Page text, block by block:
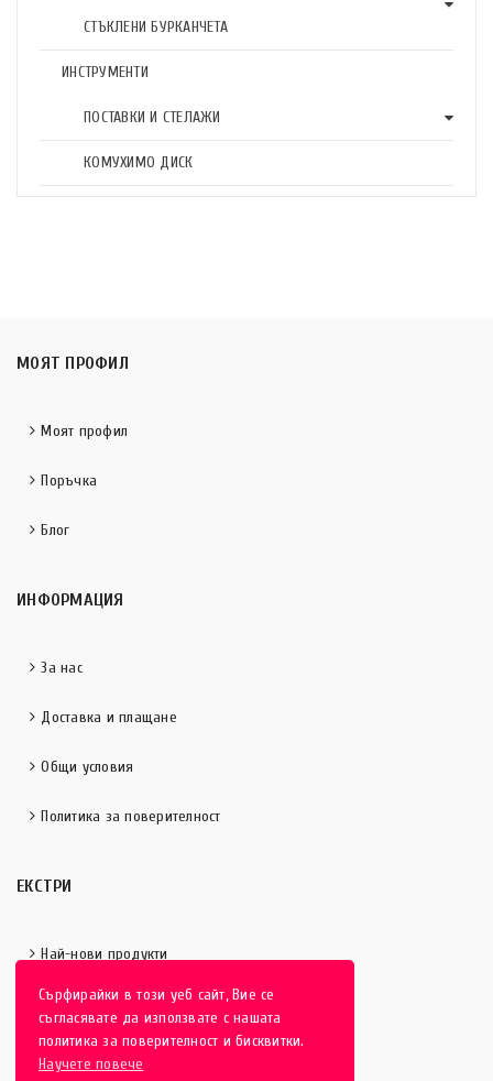
Сърфирайки в този уеб сайт, Вие се
съгласявате да използвате с нашата
политика за поверителност и бисквитки.
Научете повече
СТЪКЛЕНИ БУРКАНЧЕТА
ИНСТРУМЕНТИ
ПОСТАВКИ И СТЕЛАЖИ
КОМУХИМО ДИСК
МОЯТ ПРОФИЛ
Моят профил
Поръчка
Блог
ИНФОРМАЦИЯ
За нас
Доставка и плащане
Общи условия
Политика за поверителност
ЕКСТРИ
Най-нови продукти
Отличени продукти